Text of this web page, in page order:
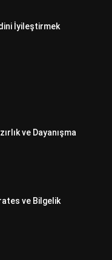
İyileştirmek
ve Dayanışma
ve Bilgelik